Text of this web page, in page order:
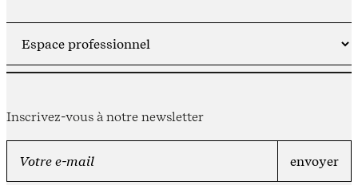
Inscrivez-vous à notre newsletter